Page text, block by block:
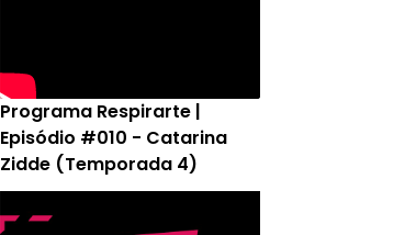
Programa Respirarte |
Episódio #010 - Catarina
Zidde (Temporada 4)